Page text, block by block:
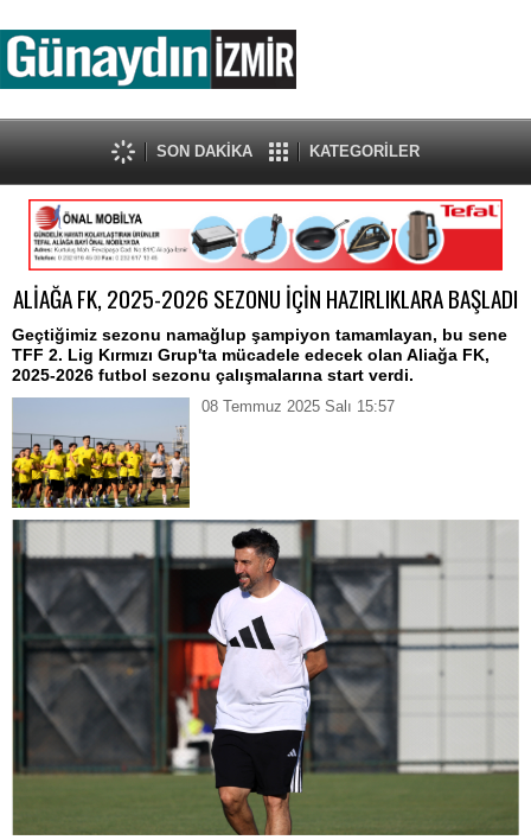
SON DAKİKA KATEGORİLER
ALİAĞA FK, 2025-2026 SEZONU İÇİN HAZIRLIKLARA BAŞLADI
Geçtiğimiz sezonu namağlup şampiyon tamamlayan, bu sene
TFF 2. Lig Kırmızı Grup'ta mücadele edecek olan Aliağa FK,
2025-2026 futbol sezonu çalışmalarına start verdi.
08 Temmuz 2025 Salı 15:57